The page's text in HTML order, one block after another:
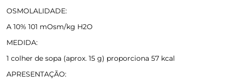
OSMOLALIDADE:
A 10% 101 mOsm/kg H2O
MEDIDA:
1 colher de sopa (aprox. 15 g) proporciona 57 kcal
APRESENTAÇÃO: